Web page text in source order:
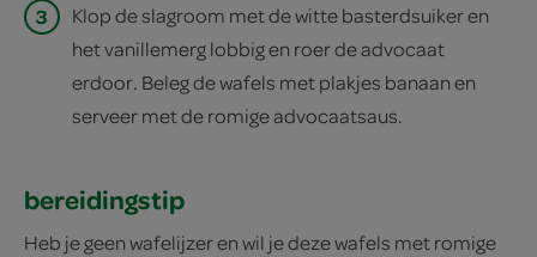
3
Klop de slagroom met de witte basterdsuiker en
het vanillemerg lobbig en roer de advocaat
erdoor. Beleg de wafels met plakjes banaan en
serveer met de romige advocaatsaus.
bereidingstip
Heb je geen wafelijzer en wil je deze wafels met romige